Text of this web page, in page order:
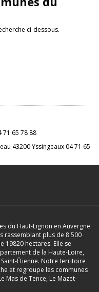
ci-dessous.
71 65 78 88
43200 Yssingeaux 04 71 65
du Haut-Lignon en Auvergne
rassemblant plus de 8 500
19820 hectares. Elle se
de la Haute-Loire,
Étienne. Notre territoire
et regroupe les communes
Mas de Tence, Le Mazet-